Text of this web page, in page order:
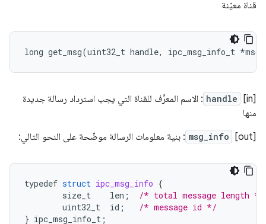
قناة معيّنة
long get_msg(uint32_t handle, ipc_msg_info_t *
‫[in]
handle : الاسم المعرِّف للقناة التي يجب استرداد رسالة جديدة
منها
[out]
msg_info : بنية معلومات الرسالة موضّحة على النحو التالي:
typedef struct ipc_msg_info {
size_t
len ;
/* total message length */
uint32_t
id ;
/* message id */
} ipc_msg_info_t ;